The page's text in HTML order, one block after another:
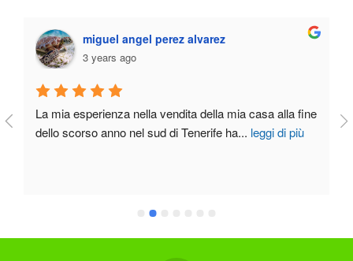
miguel angel perez alvarez
3 years ago
La mia esperienza nella vendita della mia casa alla fine
dello scorso anno nel sud di Tenerife ha... leggi di più